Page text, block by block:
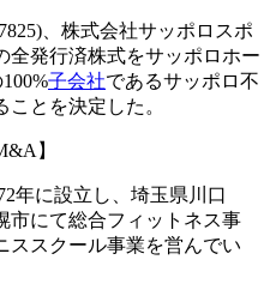
、株式会社サッポロスポ
全発行済株式をサッポロホー
子会社であるサッポロ不
とを決定した。
】
年に設立し、埼玉県川口
市にて総合フィットネス事
ススクール事業を営んでい